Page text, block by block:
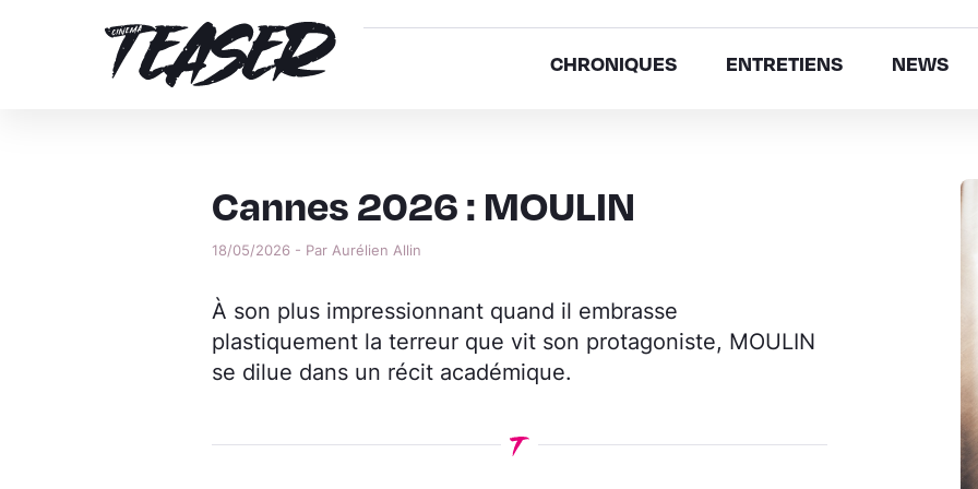
CHRONIQUES ENTRETIENS NEWS
Cannes 2026 : MOULIN
18/05/2026 - Par Aurélien Allin
À son plus impressionnant quand il embrasse
plastiquement la terreur que vit son protagoniste, MOULIN
se dilue dans un récit académique.